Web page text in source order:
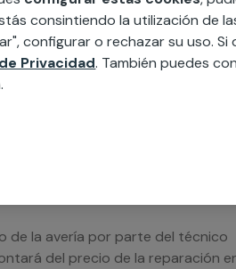
incluyendo todo lo que
etc. Cuéntanos que
de la avería por parte del técnico
del precio de la reparación
consintiendo la utilización de
configurar o rechazar su uso.
Privacidad. También puedes